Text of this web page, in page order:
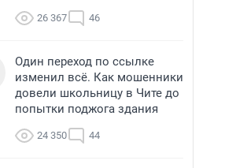
26 367 46
Один переход по ссылке
изменил всё. Как мошенники
довели школьницу в Чите до
попытки поджога здания
24 350 44